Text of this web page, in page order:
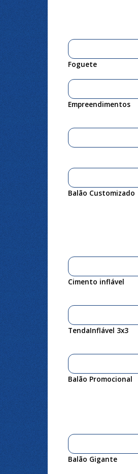
Foguete
Empreendimentos
Balão Customizado
Cimento inflável
TendaInflável 3x3
Balão Promocional
Balão Gigante